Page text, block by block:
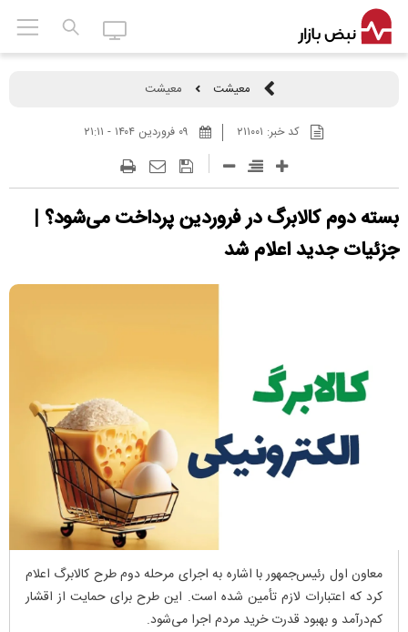
معیشت معیشت
کد خبر: ۲۱۱۰۰۱
بسته دوم کالابرگ در فروردین پرداخت می‌شود؟ |
جزئیات جدید اعلام شد
معاون اول رئیس‌جمهور با اشاره به اجرای مرحله دوم طرح کالابرگ اعلام
کرد که اعتبارات لازم تأمین شده است. این طرح برای حمایت از اقشار
کم‌درآمد و بهبود قدرت خرید مردم اجرا می‌شود.